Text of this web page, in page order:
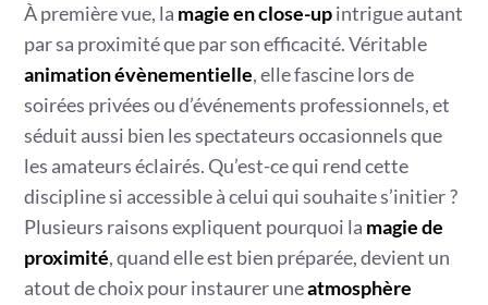
À première vue, la magie en close-upintrigue autant
par sa proximité que par son efficacité. Véritable
animation évènementielle, elle fascine lors de
soirées privées ou d’événements professionnels, et
séduit aussi bien les spectateurs occasionnels que
les amateurs éclairés. Qu’est-ce qui rend cette
discipline si accessible à celui qui souhaite s’initier ?
Plusieurs raisons expliquent pourquoi la magie de
proximité, quand elle est bien préparée, devient un
atout de choix pour instaurer uneatmosphère